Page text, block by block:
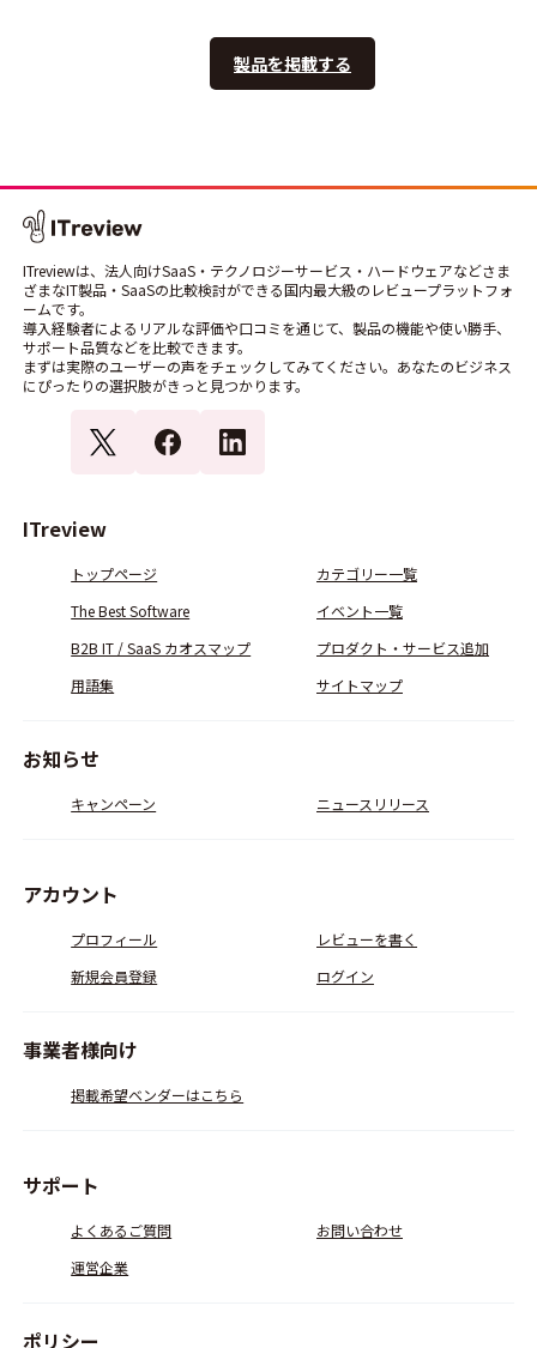
製品を掲載する
ITreviewは、法人向けSaaS・テクノロジーサービス・ハードウェアなどさま
ざまなIT製品・SaaSの比較検討ができる国内最大級のレビュープラットフォ
ームです。
導入経験者によるリアルな評価や口コミを通じて、製品の機能や使い勝手、
サポート品質などを比較できます。
まずは実際のユーザーの声をチェックしてみてください。あなたのビジネス
にぴったりの選択肢がきっと見つかります。
ITreview
トップページ
カテゴリー一覧
The Best Software
イベント一覧
B2B IT / SaaS カオスマップ
プロダクト・サービス追加
用語集
サイトマップ
お知らせ
キャンペーン ニュースリリース
アカウント
プロフィール
レビューを書く
新規会員登録
ログイン
事業者様向け
掲載希望ベンダーはこちら
サポート
よくあるご質問
お問い合わせ
運営企業
ポリシー